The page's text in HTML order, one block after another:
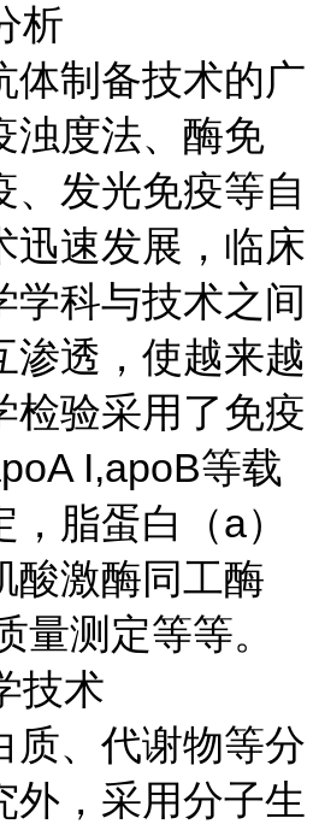
析
体制备技术的广
浊度法、酶免
、发光免疫等自
迅速发展，临床
学科与技术之间
渗透，使越来越
检验采用了免疫
I,apoB等载
脂蛋白（a）
酸激酶同工酶
量测定等等。
技术
质、代谢物等分
外，采用分子生